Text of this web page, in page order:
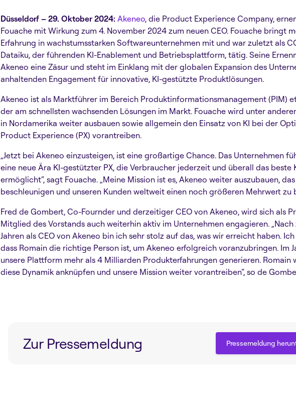
Düsseldorf – 29. Oktober 2024: Akeneo, die Product Experience Company,
Fouache mit Wirkung zum 4. November 2024 zum neuen CEO. Fouache bringt
Erfahrung in wachstumsstarken Softwareunternehmen mit und war zuletzt als
Dataiku, der führenden KI-Enablement und Betriebsplattform, tätig. Seine
Akeneo eine Zäsur und steht im Einklang mit der globalen Expansion des
anhaltenden Engagement für innovative, KI-gestützte Produktlösungen.
Akeneo ist als Marktführer im Bereich Produktinformationsmanagement (PIM)
der am schnellsten wachsenden Lösungen im Markt. Fouache wird unter
in Nordamerika weiter ausbauen sowie allgemein den Einsatz von KI bei der
Product Experience (PX) vorantreiben.
„Jetzt bei Akeneo einzusteigen, ist eine großartige Chance. Das Unternehmen
eine neue Ära KI-gestützter PX, die Verbraucher jederzeit und überall das beste
ermöglicht“, sagt Fouache. „Meine Mission ist es, Akeneo weiter auszubauen,
beschleunigen und unseren Kunden weltweit einen noch größeren Mehrwert zu
Fred de Gombert, Co-Fournder und derzeitiger CEO von Akeneo, wird sich als
Mitglied des Vorstands auch weiterhin aktiv im Unternehmen engagieren.
Jahren als CEO von Akeneo bin ich sehr stolz auf das, was wir erreicht haben.
dass Romain die richtige Person ist, um Akeneo erfolgreich voranzubringen. Im
unsere Plattform mehr als 4 Milliarden Produkterfahrungen generieren. Romain
diese Dynamik anknüpfen und unsere Mission weiter vorantreiben“, so de
Zur Pressemeldung Pressemeldung